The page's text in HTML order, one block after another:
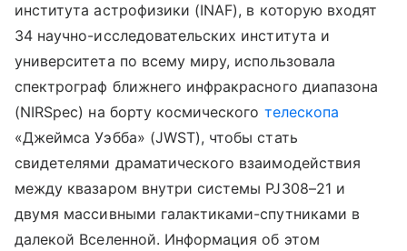
института астрофизики (INAF), в которую входят
34 научно-исследовательских института и
университета по всему миру, использовала
спектрограф ближнего инфракрасного диапазона
(NIRSpec) на борту космического телескопа
«Джеймса Уэбба» (JWST), чтобы стать
свидетелями драматического взаимодействия
между квазаром внутри системы PJ308–21 и
двумя массивными галактиками-спутниками в
далекой Вселенной. Информация об этом